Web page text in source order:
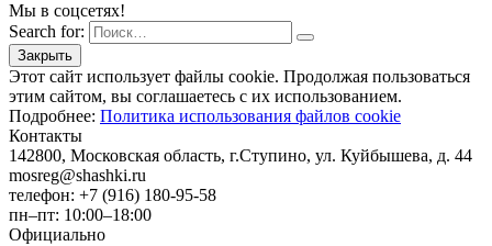
Мы в соцсетях!
Search for:
Этот сайт использует файлы cookie. Продолжая пользоваться
этим сайтом, вы соглашаетесь с их использованием.
Подробнее: Политика использования файлов cookie
Контакты
142800, Московская область, г.Ступино, ул. Куйбышева, д. 44
mosreg@shashki.ru
телефон: +7 (916) 180-95-58
пн–пт: 10:00–18:00
Официально